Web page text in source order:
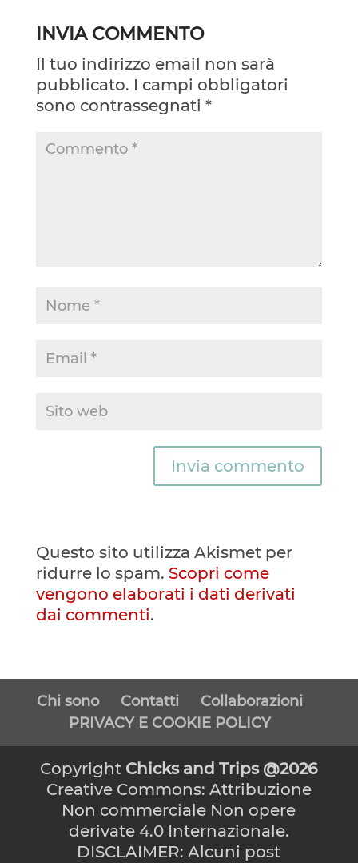
INVIA COMMENTO
Il tuo indirizzo email non sarà
pubblicato. I campi obbligatori
sono contrassegnati *
Questo sito utilizza Akismet per
ridurre lo spam. Scopri come
vengono elaborati i dati derivati
dai commenti.
Chi sono Contatti
Collaborazioni
PRIVACY E COOKIE POLICY
Copyright Chicks and Trips @2026
Creative Commons: Attribuzione
Non commerciale Non opere
derivate 4.0 Internazionale.
DISCLAIMER: Alcuni post